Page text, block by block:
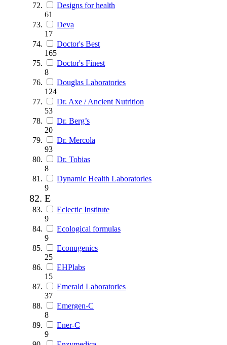
Designs for health
61
Deva
17
Doctor's Best
165
Doctor's Finest
8
Douglas Laboratories
124
Dr. Axe / Ancient Nutrition
53
Dr. Berg’s
20
Dr. Mercola
93
Dr. Tobias
8
Dynamic Health Laboratories
9
E
Eclectic Institute
9
Ecological formulas
9
Econugenics
25
EHPlabs
15
Emerald Laboratories
37
Emergen-C
8
Ener-C
9